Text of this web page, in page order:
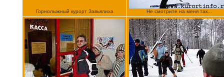
Горнолыжный курорт Завьялиха Не смотрите на меня так...